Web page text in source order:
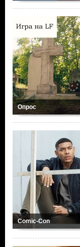
Опрос
Comic-Con